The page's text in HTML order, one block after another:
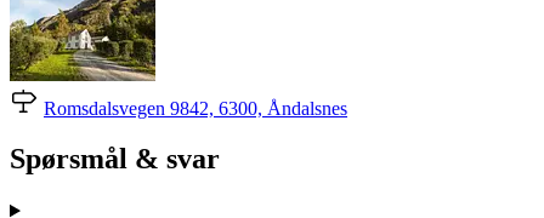
Romsdalsvegen 9842, 6300, Åndalsnes
Spørsmål & svar